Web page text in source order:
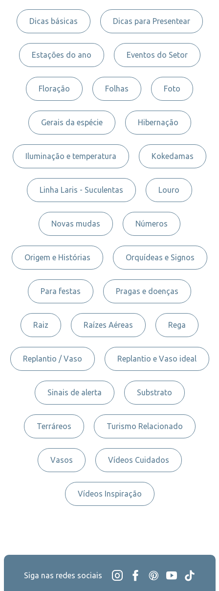
Dicas básicas Dicas para Presentear
Estações do ano Eventos do Setor
Floração Folhas Foto
Gerais da espécie Hibernação
Iluminação e temperatura Kokedamas
Linha Laris - Suculentas Louro
Novas mudas Números
Origem e Histórias Orquídeas e Signos
Para festas Pragas e doenças
Raiz Raízes Aéreas Rega
Replantio / Vaso Replantio e Vaso ideal
Sinais de alerta Substrato
Terráreos Turismo Relacionado
Vasos Vídeos Cuidados
Vídeos Inspiração
Siga nas redes sociais